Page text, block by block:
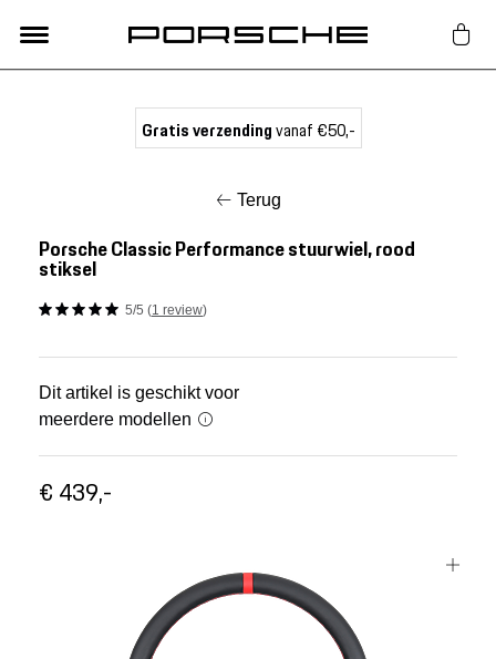
Nieuw
Mijn account
Meer Porsche
Gratis verzendingvanaf €50,-
Terug
Porsche Classic Performance stuurwiel, rood
stiksel
5/5 (1 review)
Dit artikel is geschikt voor
meerdere modellen
€ 439,-